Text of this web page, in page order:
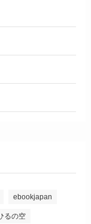
ebookjapan
るの空